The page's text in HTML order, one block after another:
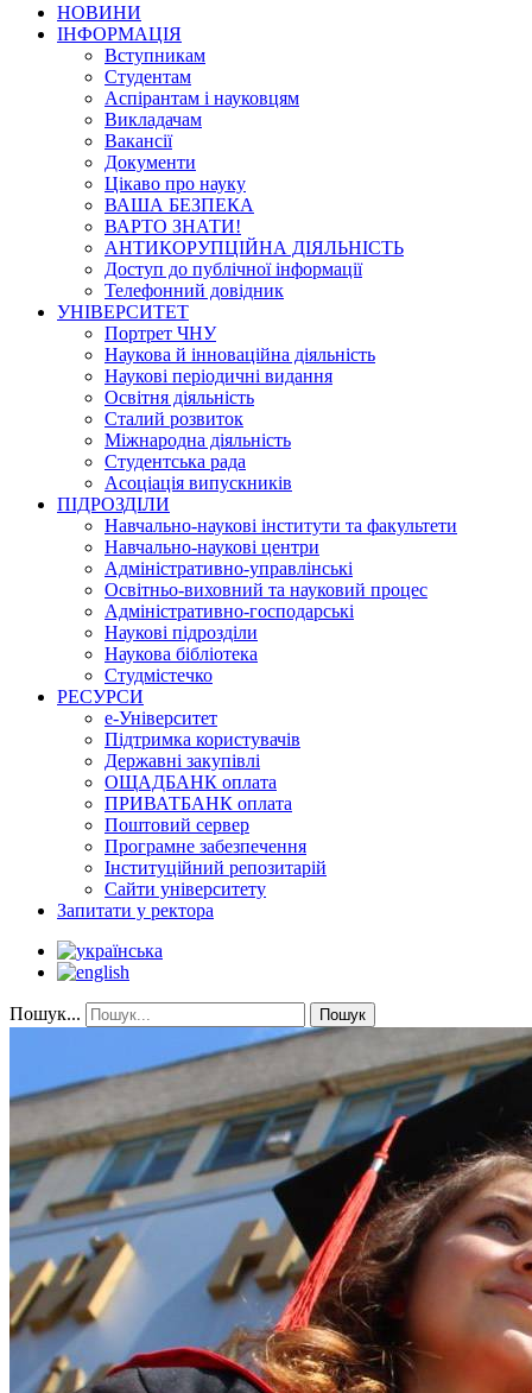
НОВИНИ
ІНФОРМАЦІЯ
Вступникам
Студентам
Аспірантам і науковцям
Викладачам
Вакансії
Документи
Цікаво про науку
ВАША БЕЗПЕКА
ВАРТО ЗНАТИ!
АНТИКОРУПЦІЙНА ДІЯЛЬНІСТЬ
Доступ до публічної інформації
Телефонний довідник
УНІВЕРСИТЕТ
Портрет ЧНУ
Наукова й інноваційна діяльність
Наукові періодичні видання
Освітня діяльність
Сталий розвиток
Міжнародна діяльність
Студентська рада
Асоціація випускників
ПІДРОЗДІЛИ
Навчально-наукові інститути та факультети
Навчально-наукові центри
Адміністративно-управлінські
Освітньо-виховний та науковий процес
Адміністративно-господарські
Наукові підрозділи
Наукова бібліотека
Студмістечко
РЕСУРСИ
е-Університет
Підтримка користувачів
Державні закупівлі
ОЩАДБАНК оплата
ПРИВАТБАНК оплата
Поштовий сервер
Програмне забезпечення
Інституційний репозитарій
Сайти університету
Запитати у ректора
Пошук... Пошук